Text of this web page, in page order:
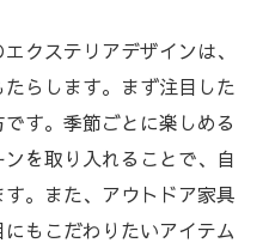
クステリアデザインは、
らします。まず注目した
す。季節ごとに楽しめる
を取り入れることで、自
。また、アウトドア家具
もこだわりたいアイテム